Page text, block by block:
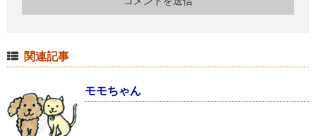
関連記事
モモちゃん